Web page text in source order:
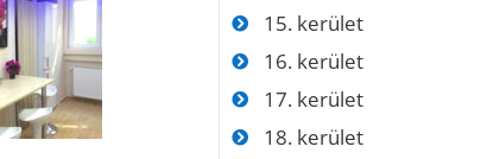
15. kerület
16. kerület
17. kerület
18. kerület